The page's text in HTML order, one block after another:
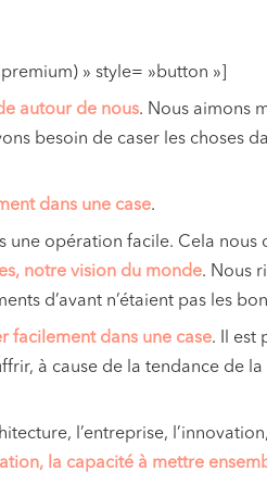
» style= »button »]
autour de nous. Nous aimons
besoin de caser les choses
dans une case.
une opération facile. Cela nous
notre vision du monde. Nous
d’avant n’étaient pas les
facilement dans une case. Il est
à cause de la tendance de
l’entreprise,
la capacité à mettre